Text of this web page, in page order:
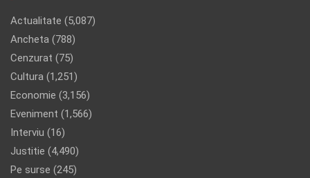
Actualitate (5,087)
Ancheta (788)
Cenzurat (75)
Cultura (1,251)
Economie (3,156)
Eveniment (1,566)
Interviu (16)
Justitie (4,490)
Pe surse (245)